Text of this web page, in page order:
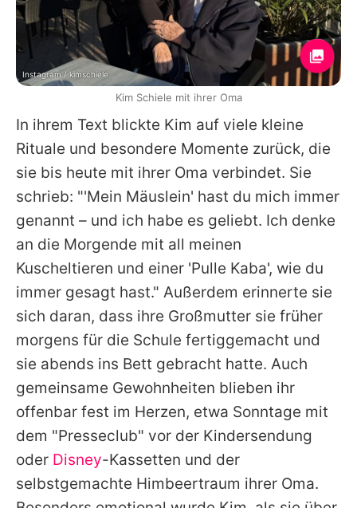
In ihrem Text blickte Kim auf viele kleine
Rituale und besondere Momente zurück, die
sie bis heute mit ihrer Oma verbindet. Sie
schrieb: "'Mein Mäuslein' hast du mich immer
genannt – und ich habe es geliebt. Ich denke
an die Morgende mit all meinen
Kuscheltieren und einer 'Pulle Kaba', wie du
immer gesagt hast." Außerdem erinnerte sie
sich daran, dass ihre Großmutter sie früher
morgens für die Schule fertiggemacht und
sie abends ins Bett gebracht hatte. Auch
gemeinsame Gewohnheiten blieben ihr
offenbar fest im Herzen, etwa Sonntage mit
dem "Presseclub" vor der Kindersendung
oder Disney-Kassetten und der
selbstgemachte Himbeertraum ihrer Oma.
Instagram / kimschiele
Kim Schiele mit ihrer Oma